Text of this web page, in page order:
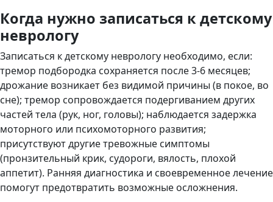
Когда нужно записаться к детскому
неврологу
Записаться к детскому неврологу необходимо, если:
тремор подбородка сохраняется после 3-6 месяцев;
дрожание возникает без видимой причины (в покое, во
сне); тремор сопровождается подергиванием других
частей тела (рук, ног, головы); наблюдается задержка
моторного или психомоторного развития;
присутствуют другие тревожные симптомы
(пронзительный крик, судороги, вялость, плохой
аппетит). Ранняя диагностика и своевременное лечение
помогут предотвратить возможные осложнения.